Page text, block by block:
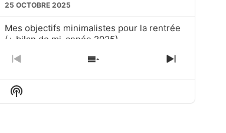
25 OCTOBRE 2025
Mes objectifs minimalistes pour la rentrée
(+ bilan de mi-année 2025)
20 SEPTEMBRE 2025
j’utilise toujours en tant que minimaliste
PREVIOUS
EPISODE
SHOW
EPISODES
NEXT
Show
Podcast